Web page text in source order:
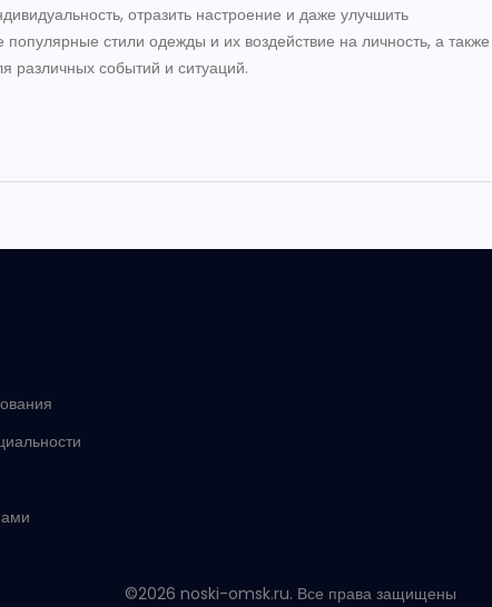
отразить настроение и даже улучшить
стили одежды и их воздействие на личность, а также
различных событий и ситуаций.
©2026 noski-omsk.ru. Все права защищены